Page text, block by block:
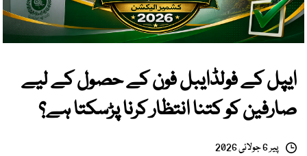
ایپل کے فولڈایبل فون کے حصول کے لیے
صارفین کو کتنا انتظار کرنا پڑسکتا ہے؟
پیر 6 جولائی 2026